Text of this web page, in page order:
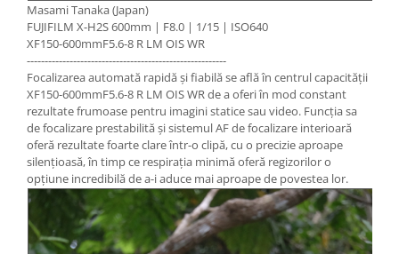
Masami Tanaka (Japan)
FUJIFILM X-H2S 600mm | F8.0 | 1/15 | ISO640
XF150-600mmF5.6-8 R LM OIS WR
--------------------------------------------------------
Focalizarea automată rapidă și fiabilă se află în centrul capacității
XF150-600mmF5.6-8 R LM OIS WR de a oferi în mod constant
rezultate frumoase pentru imagini statice sau video. Funcția sa
de focalizare prestabilită și sistemul AF de focalizare interioară
oferă rezultate foarte clare într-o clipă, cu o precizie aproape
silențioasă, în timp ce respirația minimă oferă regizorilor o
opțiune incredibilă de a-i aduce mai aproape de povestea lor.